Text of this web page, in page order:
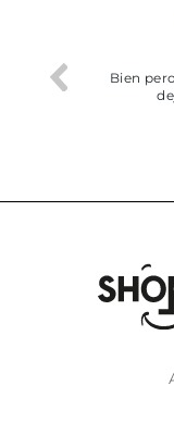
trobat
Bien